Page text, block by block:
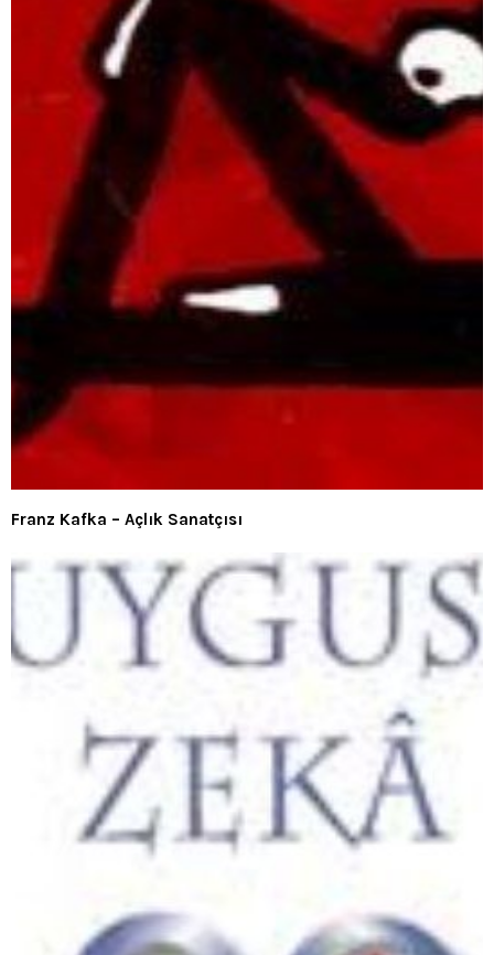
Franz Kafka – Açlık Sanatçısı